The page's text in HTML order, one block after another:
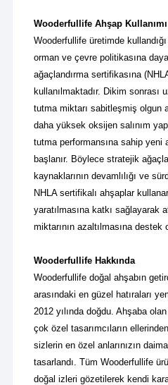
Wooderfullife Ahşap
Wooderfullife üretimde
orman ve çevre politikasına
ağaçlandırma sertifikasına
kullanılmaktadır. Dikim sonrası
tutma miktarı sabitleşmiş olgun
daha yüksek oksijen salınım
tutma performansına sahip
başlanır. Böylece stratejik
kaynaklarının devamlılığı ve
NHLA sertifikalı ahşaplar
yaratılmasına katkı sağlayarak
miktarının azaltılmasına destek
Wooderfullife Hakkında
Wooderfullife doğal ahşabın
arasındaki en güzel hatıraları
2012 yılında doğdu. Ahşaba
çok özel tasarımcıların
sizlerin en özel anlarınızın
tasarlandı.Tüm Wooderfullife
doğal izleri gözetilerek kendi